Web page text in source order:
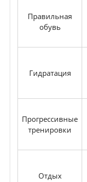
Правильная
обувь
Гидратация
Прогрессивные
тренировки
Отдых